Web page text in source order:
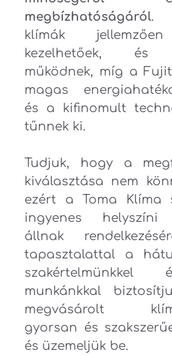
megbízhatóságáról.
klímák
kezelhetőek, és
működnek, míg a
magas
és a kifinomult
tűnnek ki.
Tudjuk, hogy a
kiválasztása nem
ezért a Toma Klíma
ingyenes helyszíni
állnak
tapasztalattal a
munkánkkal
megvásárolt
gyorsan és
és üzemeljük be.